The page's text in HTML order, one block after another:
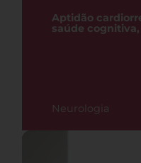
Aptidão
saúde
Neurologia